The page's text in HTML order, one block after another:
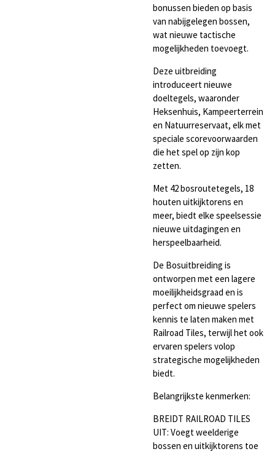
bonussen bieden op basis
van nabijgelegen bossen,
wat nieuwe tactische
mogelijkheden toevoegt.
Deze uitbreiding
introduceert nieuwe
doeltegels, waaronder
Heksenhuis, Kampeerterrein
en Natuurreservaat, elk met
speciale scorevoorwaarden
die het spel op zijn kop
zetten.
Met 42 bosroutetegels, 18
houten uitkijktorens en
meer, biedt elke speelsessie
nieuwe uitdagingen en
herspeelbaarheid.
De Bosuitbreiding is
ontworpen met een lagere
moeilijkheidsgraad en is
perfect om nieuwe spelers
kennis te laten maken met
Railroad Tiles, terwijl het ook
ervaren spelers volop
strategische mogelijkheden
biedt.
Belangrijkste kenmerken:
BREIDT RAILROAD TILES
UIT: Voegt weelderige
bossen en uitkijktorens toe